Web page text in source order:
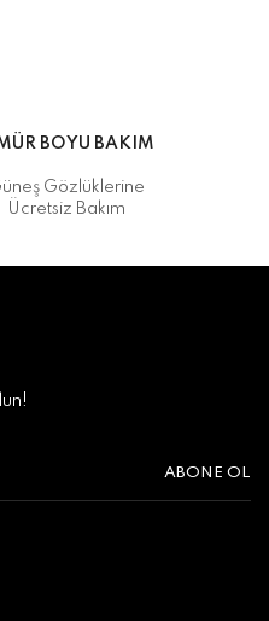
BOYU BAKIM
Gözlüklerine
Ücretsiz Bakım
ABONE OL